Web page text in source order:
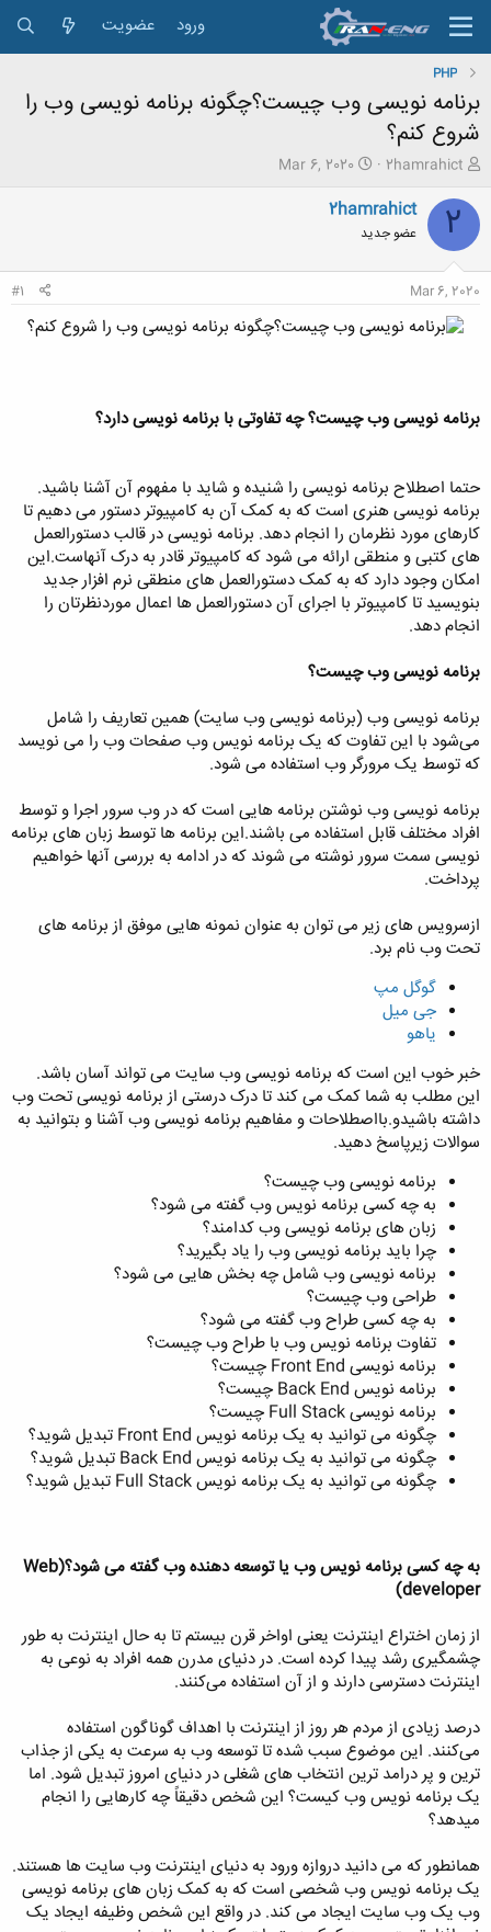
ورود عضویت
PHP
برنامه نویسی وب چیست؟چگونه برنامه نویسی وب را
شروع کنم؟
ش
و
ع
ک
ه
ع
2hamrahict
ت
ر
ع
Mar 6, 2020
2
2hamrahict
عضو جدید
Mar 6, 2020
#1
برنامه نویسی وب چیست؟ چه تفاوتی با برنامه نویسی دارد؟
حتما اصطلاح برنامه نویسی را شنیده و شاید با مفهوم آن آشنا باشید.
برنامه نویسی هنری است که به کمک آن به کامپیوتر دستور می دهیم تا
کارهای مورد نظرمان را انجام دهد. برنامه نویسی در قالب دستورالعمل
های کتبی و منطقی ارائه می شود که کامپیوتر قادر به درک آنهاست.این
امکان وجود دارد که به کمک دستورالعمل های منطقی نرم افزار جدید
بنویسید تا کامپیوتر با اجرای آن دستورالعمل ها اعمال موردنظرتان را
انجام دهد.
برنامه نویسی وب چیست؟
برنامه نویسی وب (برنامه نویسی وب سایت) همین تعاریف را شامل
می‌شود با این تفاوت که یک برنامه نویس وب صفحات وب را می نویسد
که توسط یک مرورگر وب استفاده می شود.
برنامه نویسی وب نوشتن برنامه هایی است که در وب سرور اجرا و توسط
افراد مختلف قابل استفاده می باشند.این برنامه ها توسط زبان های برنامه
نویسی سمت سرور نوشته می شوند که در ادامه به بررسی آنها خواهیم
پرداخت.
ازسرویس های زیر می توان به عنوان نمونه هایی موفق از برنامه های
تحت وب نام برد.
گوگل مپ
جی میل
یاهو
خبر خوب این است که برنامه نویسی وب سایت می تواند آسان باشد.
این مطلب به شما کمک می کند تا درک درستی از برنامه نویسی تحت وب
داشته باشیدو.بااصطلاحات و مفاهیم برنامه نویسی وب آشنا و بتوانید به
سوالات زیرپاسخ دهید.
برنامه نویسی وب چیست؟
به چه کسی برنامه نویس وب گفته می شود؟
زبان های برنامه نویسی وب کدامند؟
چرا باید برنامه نویسی وب را یاد بگیرید؟
برنامه نویسی وب شامل چه بخش هایی می شود؟
طراحی وب چیست؟
به چه کسی طراح وب گفته می شود؟
تفاوت برنامه نویس وب با طراح وب چیست؟
برنامه نویسی Front End چیست؟
برنامه نویس Back End چیست؟
برنامه نویسی Full Stack چیست؟
چگونه می توانید به یک برنامه نویس Front End تبدیل شوید؟
چگونه می توانید به یک برنامه نویس Back End تبدیل شوید؟
چگونه می توانید به یک برنامه نویس Full Stack تبدیل شوید؟
به چه کسی برنامه نویس وب یا توسعه دهنده وب گفته می شود؟ (Web
developer)
از زمان اختراع اینترنت یعنی اواخر قرن بیستم تا به حال اینترنت به طور
چشمگیری رشد پیدا کرده است. در دنیای مدرن همه افراد به نوعی به
اینترنت دسترسی دارند و از آن استفاده می‌کنند.
درصد زیادی از مردم هر روز از اینترنت با اهداف گوناگون استفاده
می‌کنند. این موضوع سبب شده تا توسعه وب به سرعت به یکی از جذاب
ترین و پر درامد ترین انتخاب های شغلی در دنیای امروز تبدیل شود. اما
یک برنامه نویس وب کیست؟ این شخص دقیقاً چه کارهایی را انجام
میدهد؟
همانطور که می دانید دروازه ورود به دنیای اینترنت وب سایت ها هستند.
یک برنامه نویس وب شخصی است که به کمک زبان های برنامه نویسی
وب یک وب سایت ایجاد می کند. در واقع این شخص وظیفه ایجاد یک